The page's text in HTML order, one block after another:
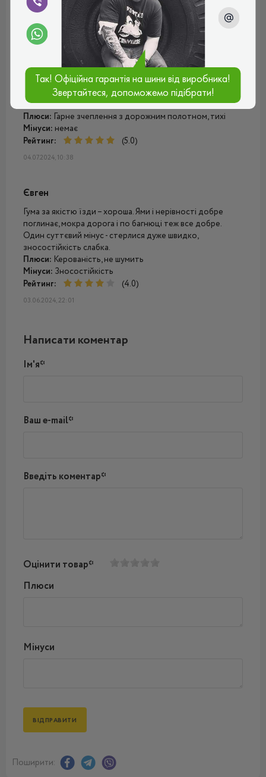
Денис
Приємно здивований якістю шин. Їх вже не можна
порівнювати з тими шинами які йшли в первичній
комплектації з автосалону. Ніякого додаткового шуму
вони не створюють, також шини мають гарний баланс
між мягкістю та жорсткістю. Та непогано тримають
дорогу, особливо це відчутно на поворотах у дощову
погоду.
Плюси: Гарне зчеплення з дорожним полотном, тихі
Мінуси: немає
Рейтинг:
(5.0)
04.07.2024, 10:38
Євген
Гума за якістю їзди – хороша. Ями і нерівності добре
поглинає, мокра дорога і по багнюці теж все добре.
Один суттєвий мінус - стерлися дуже швидко,
зносостійкість слабка.
Плюси: Керованість, не шумить
Мінуси: Зносостійкість
Рейтинг:
(4.0)
03.06.2024, 22:01
Написати коментар
Ім'я*
Ваш e-mail*
Введіть коментар*
Оцінити товар*
Плюси
Мінуси
Поширити:
Так! Офіційна гарантія на шини від виробника!
Звертайтеся, допоможемо підібрати!